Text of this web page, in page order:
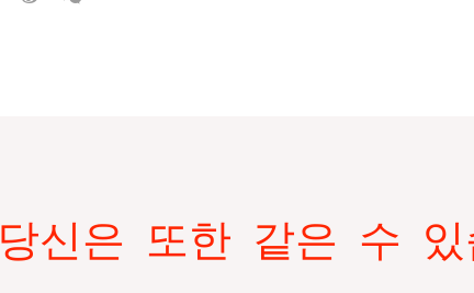
당신은 또한 같은 수